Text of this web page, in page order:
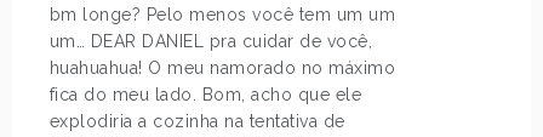
bm longe? Pelo menos você tem um um
um… DEAR DANIEL pra cuidar de você,
huahuahua! O meu namorado no máximo
fica do meu lado. Bom, acho que ele
explodiria a cozinha na tentativa de